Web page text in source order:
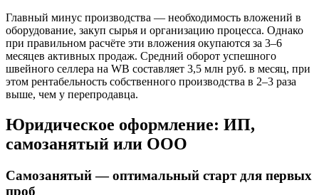
Главный минус производства — необходимость вложений в
оборудование, закуп сырья и организацию процесса. Однако
при правильном расчёте эти вложения окупаются за 3–6
месяцев активных продаж. Средний оборот успешного
швейного селлера на WB составляет 3,5 млн руб. в месяц, при
этом рентабельность собственного производства в 2–3 раза
выше, чем у перепродавца.
Юридическое оформление: ИП,
самозанятый или ООО
Самозанятый — оптимальный старт для первых
проб